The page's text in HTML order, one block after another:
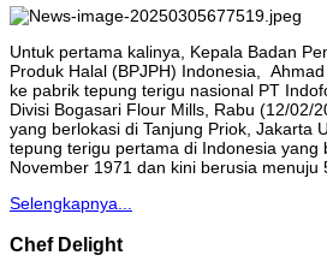
Untuk pertama kalinya, Kepala Badan
Produk Halal (BPJPH) Indonesia,
ke pabrik tepung terigu nasional PT
Divisi Bogasari Flour Mills, Rabu (12/02/
yang berlokasi di Tanjung Priok, Jakarta
tepung terigu pertama di Indonesia yang
November 1971 dan kini berusia menuju
Selengkapnya...
Chef Delight